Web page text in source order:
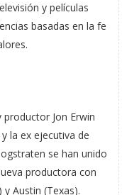
y películas
basadas en la fe
Jon Erwin
la ex ejecutiva de
se han unido
productora con
y Austin (Texas).